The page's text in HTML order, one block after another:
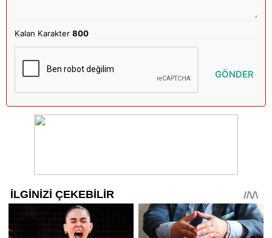
Kalan Karakter800
GÖNDER